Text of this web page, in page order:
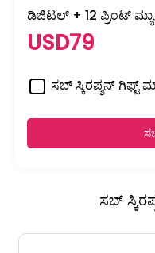
ಡಿಜಿಟಲ್ + 12 ಪ್ರಿಂಟ್
USD79
ಸಬ್ ಸ್ಕಿರಪ್ಶನ್ ಗಿಫ್ಟ್
ಸಬ್